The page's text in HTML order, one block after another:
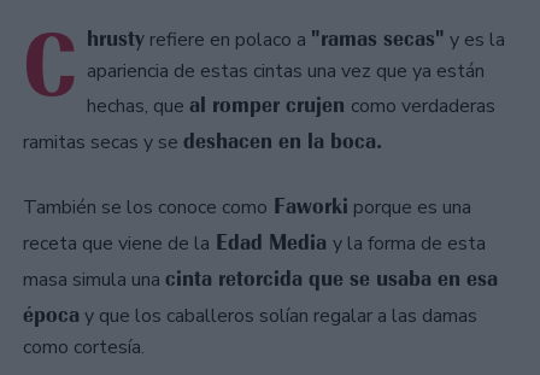
C hrusty refiere en polaco a "ramas secas" y es la
apariencia de estas cintas una vez que ya están
hechas, que al romper crujen como verdaderas
ramitas secas y se deshacen en la boca.
También se los conoce como Faworki porque es una
receta que viene de la Edad Media y la forma de esta
masa simula una cinta retorcida que se usaba en esa
época y que los caballeros solían regalar a las damas
como cortesía.